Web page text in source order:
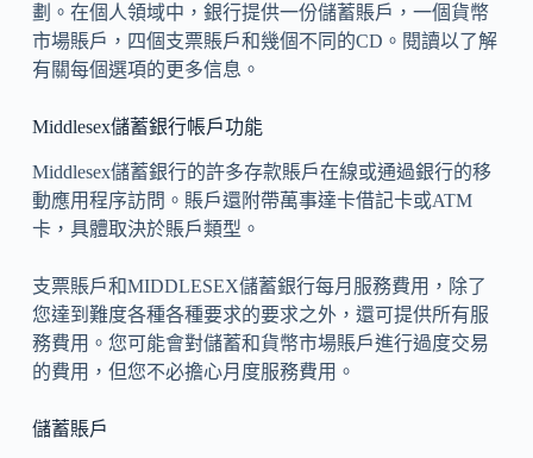
劃。在個人領域中，銀行提供一份儲蓄賬戶，一個貨幣
市場賬戶，四個支票賬戶和幾個不同的CD。閱讀以了解
有關每個選項的更多信息。
Middlesex儲蓄銀行帳戶功能
Middlesex儲蓄銀行的許多存款賬戶在線或通過銀行的移
動應用程序訪問。賬戶還附帶萬事達卡借記卡或ATM
卡，具體取決於賬戶類型。
支票賬戶和MIDDLESEX儲蓄銀行每月服務費用，除了
您達到難度各種各種要求的要求之外，還可提供所有服
務費用。您可能會對儲蓄和貨幣市場賬戶進行過度交易
的費用，但您不必擔心月度服務費用。
儲蓄賬戶